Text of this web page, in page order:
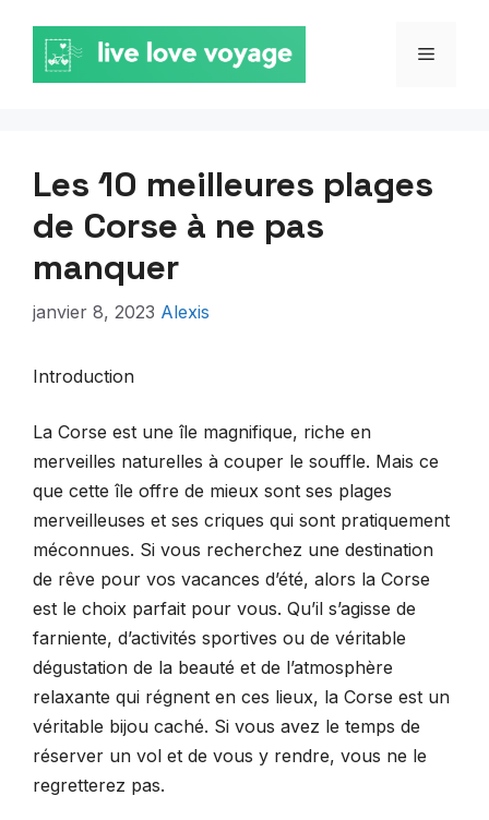
contenu
MENU
Les 10 meilleures plages
de Corse à ne pas
manquer
janvier 8, 2023 Alexis
Introduction
La Corse est une île magnifique, riche en
merveilles naturelles à couper le souffle. Mais ce
que cette île offre de mieux sont ses plages
merveilleuses et ses criques qui sont pratiquement
méconnues. Si vous recherchez une destination
de rêve pour vos vacances d’été, alors la Corse
est le choix parfait pour vous. Qu’il s’agisse de
farniente, d’activités sportives ou de véritable
dégustation de la beauté et de l’atmosphère
relaxante qui régnent en ces lieux, la Corse est un
véritable bijou caché. Si vous avez le temps de
réserver un vol et de vous y rendre, vous ne le
regretterez pas.